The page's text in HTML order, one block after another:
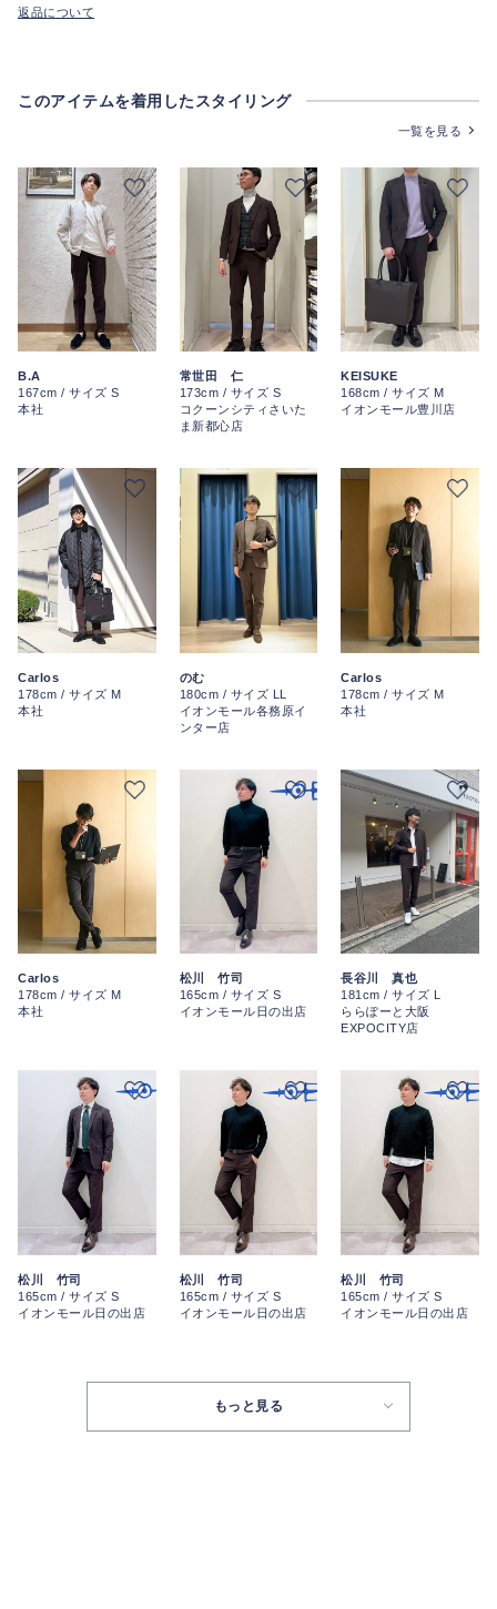
返品について
このアイテムを着用したスタイリング
一覧を見る
B.A
167cm / サイズ S
本社
常世田 仁
173cm / サイズ S
コクーンシティさいた
ま新都心店
KEISUKE
168cm / サイズ M
イオンモール豊川店
Carlos
178cm / サイズ M
本社
のむ
180cm / サイズ LL
イオンモール各務原イ
ンター店
Carlos
178cm / サイズ M
本社
Carlos
178cm / サイズ M
本社
松川 竹司
165cm / サイズ S
イオンモール日の出店
長谷川 真也
181cm / サイズ L
ららぽーと大阪
EXPOCITY店
松川 竹司
165cm / サイズ S
イオンモール日の出店
松川 竹司
165cm / サイズ S
イオンモール日の出店
松川 竹司
165cm / サイズ S
イオンモール日の出店
もっと見る